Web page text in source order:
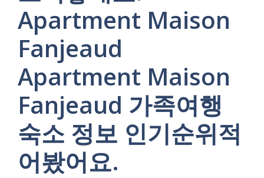
Apartment Maison
Fanjeaud
Apartment Maison
Fanjeaud 가족여행
숙소 정보 인기순위적
어봤어요.